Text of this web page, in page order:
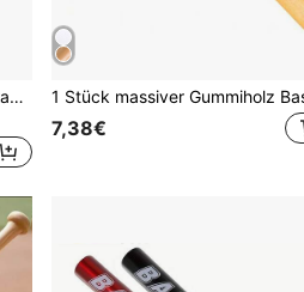
32-Zoll Kohlenstofflegierungs-Stahlschläger mit Schlägertasche - Strapazierfähiges rutschfestes Design, leicht zu tragen und aufzubewahren
7,38€